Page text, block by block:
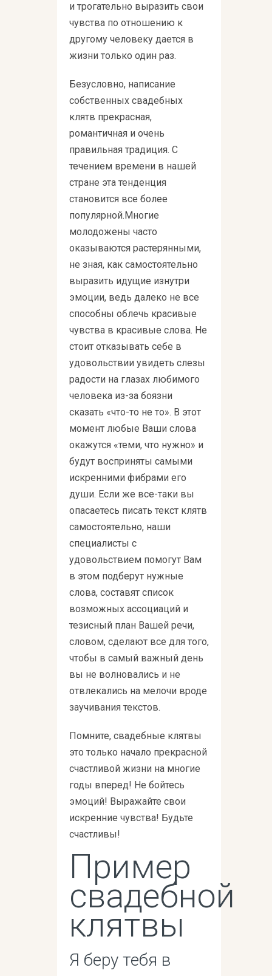
и трогательно выразить свои
чувства по отношению к
другому человеку дается в
жизни только один раз.
Безусловно, написание
собственных свадебных
клятв прекрасная,
романтичная и очень
правильная традиция. С
течением времени в нашей
стране эта тенденция
становится все более
популярной.Многие
молодожены часто
оказываются растерянными,
не зная, как самостоятельно
выразить идущие изнутри
эмоции, ведь далеко не все
способны облечь красивые
чувства в красивые слова. Не
стоит отказывать себе в
удовольствии увидеть слезы
радости на глазах любимого
человека из-за боязни
сказать «что-то не то». В этот
момент любые Ваши слова
окажутся «теми, что нужно» и
будут восприняты самыми
искренними фибрами его
души. Если же все-таки вы
опасаетесь писать текст клятв
самостоятельно, наши
специалисты с
удовольствием помогут Вам
в этом подберут нужные
слова, составят список
возможных ассоциаций и
тезисный план Вашей речи,
словом, сделают все для того,
чтобы в самый важный день
вы не волновались и не
отвлекались на мелочи вроде
заучивания текстов.
Помните, свадебные клятвы
это только начало прекрасной
счастливой жизни на многие
годы вперед! Не бойтесь
эмоций! Выражайте свои
искренние чувства! Будьте
счастливы!
Пример
свадебной
клятвы
Я беру тебя в